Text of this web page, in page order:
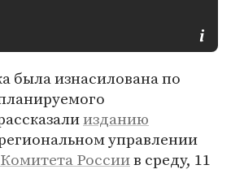
была изнасилована по
изданию
управлении
Россиив среду, 11